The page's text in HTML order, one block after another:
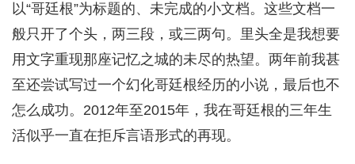
以“哥廷根”为标题的、未完成的小文档。这些文档一
般只开了个头，两三段，或三两句。里头全是我想要
用文字重现那座记忆之城的未尽的热望。两年前我甚
至还尝试写过一个幻化哥廷根经历的小说，最后也不
怎么成功。2012年至2015年，我在哥廷根的三年生
活似乎一直在拒斥言语形式的再现。